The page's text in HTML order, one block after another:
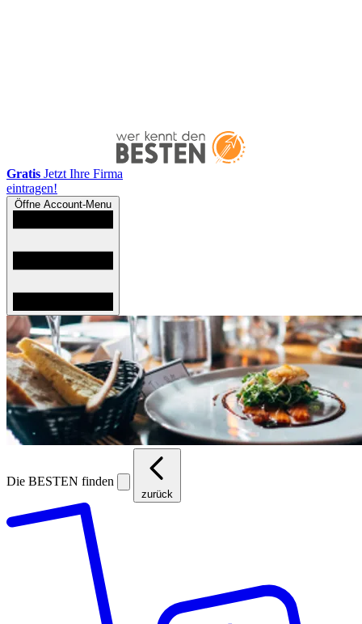
Gratis Jetzt Ihre Firma
eintragen!
Öffne Account-Menu
Die BESTEN finden
zurück